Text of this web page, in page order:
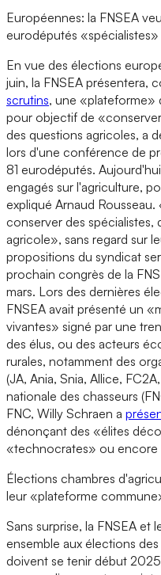
Européennes: la FNSEA
eurodéputés
En vue des élections
juin, la FNSEA présentera,
scrutins, une «plateforme»
pour objectif de
des questions agricoles, a
lors d'une conférence de
81 eurodéputés.
engagés sur l'agriculture,
expliqué Arnaud
conserver des spécialistes,
agricole», sans regard sur
propositions du syndicat
prochain congrès de la
mars. Lors des dernières
FNSEA avait présenté un
vivantes» signé par une
des élus, ou des acteurs
rurales, notamment des
(JA, Ania, Snia, Allice,
nationale des chasseurs
FNC, Willy Schraen a
dénonçant des «élites
«technocrates» ou encore
Élections chambres
leur «plateforme
Sans surprise, la FNSEA et
ensemble aux élections
doivent se tenir début